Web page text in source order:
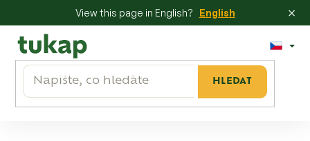
View this page in English? English ×
obsah
HLEDAT